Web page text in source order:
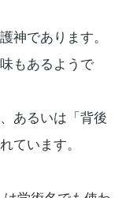
神であります。
もあるようで
あるいは「背後
ています。